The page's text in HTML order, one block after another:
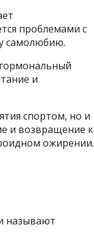
проблемами с
самолюбию.
и
спортом, но и
и возвращение к
ожирении.
называют